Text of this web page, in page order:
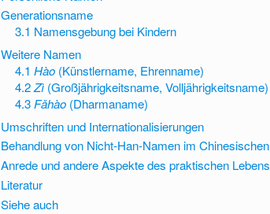
Generationsname
3.1 Namensgebung bei Kindern
Weitere Namen
4.1 Hào (Künstlername, Ehrenname)
4.2 Zì (Großjährigkeitsname, Volljährigkeitsname)
4.3 Fǎhào (Dharmaname)
Umschriften und Internationalisierungen
Behandlung von Nicht-Han-Namen im Chinesischen
Anrede und andere Aspekte des praktischen Lebens
Literatur
Siehe auch